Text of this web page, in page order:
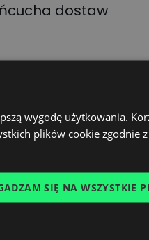
dostaw
narzędzia, które
wygodę użytkowania.
plików cookie zgodnie
SIĘ NA WSZYSTKIE